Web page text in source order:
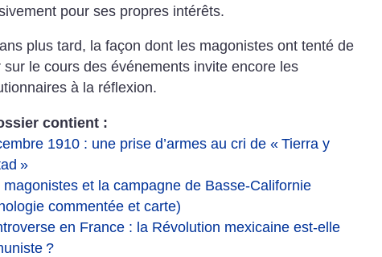
pour ses propres intérêts.
plus tard, la façon dont les magonistes ont tenté de
sur le cours des événements invite encore les
à la réflexion.
contient :
1910 : une prise d’armes au cri de « Tierra y
»
magonistes et la campagne de Basse-Californie
commentée et carte)
en France : la Révolution mexicaine est-elle
?